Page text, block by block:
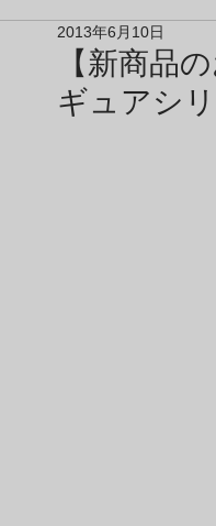
アーティスト＆クリエイター紹介
【新商品
ギュアシ
2013年6月10日